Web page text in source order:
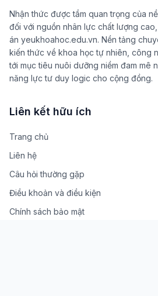
Nhận thức được tầm quan trọng của
đối với nguồn nhân lực chất lượng
án yeukhoahoc.edu.vn. Nền tảng
kiến thức về khoa học tự nhiên, công
tới mục tiêu nuôi dưỡng niềm đam mê
năng lực tư duy logic cho cộng đồng.
Liên kết hữu ích
Trang chủ
Liên hệ
Câu hỏi thường gặp
Điều khoản và điều kiện
Chính sách bảo mật